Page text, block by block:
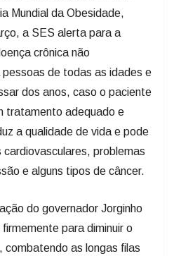
Mundial da Obesidade,
a SES alerta para a
crônica não
de todas as idades e
dos anos, caso o paciente
tratamento adequado e
a qualidade de vida e pode
problemas
e alguns tipos de câncer.
do governador Jorginho
para diminuir o
as longas filas